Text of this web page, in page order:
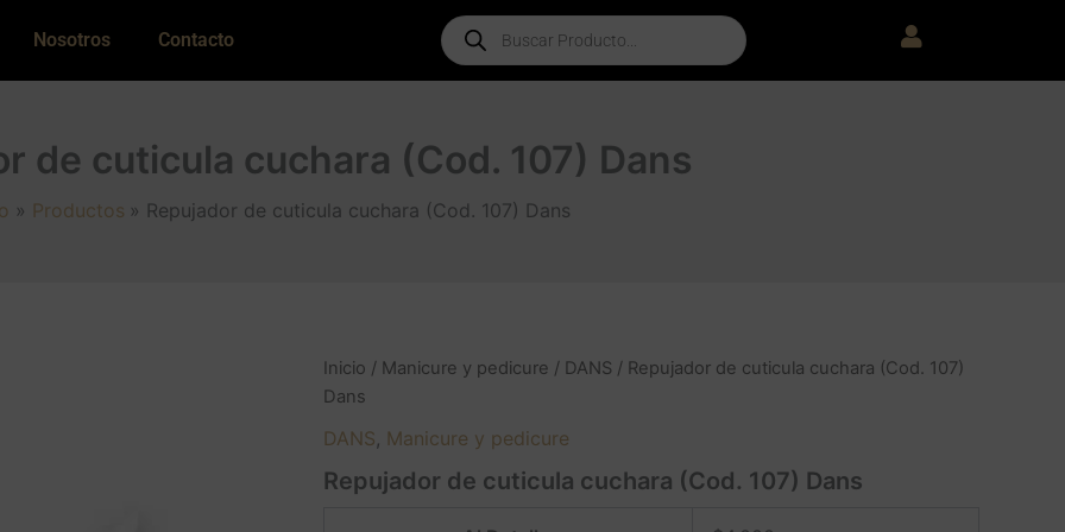
Nosotros Contacto
Products
search
de cuticula cuchara (Cod. 107) Dans
Productos Repujador de cuticula cuchara (Cod. 107) Dans
Inicio / Manicure y pedicure / DANS / Repujador de cuticula cuchara (Cod. 107)
Dans
DANS Manicure y pedicure
Repujador de cuticula cuchara (Cod. 107) Dans